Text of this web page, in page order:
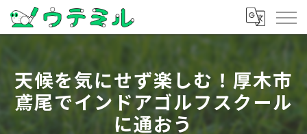
天候を気にせず楽しむ！厚木市
鳶尾でインドアゴルフスクール
に通おう